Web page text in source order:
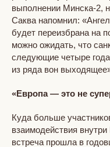
выполнении Минска-2,
Саква напомнил:
будет переизбрана на
можно ожидать, что
следующие четыре
из ряда вон
«Европа — это не
Куда больше
взаимодействия
встреча прошла в